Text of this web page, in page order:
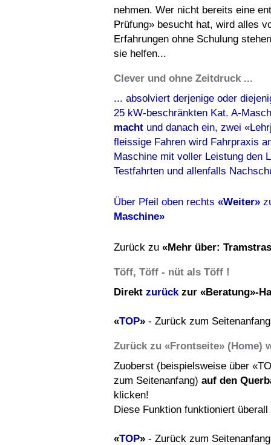
nehmen. Wer nicht bereits eine
Prüfung» besucht hat, wird alles
Erfahrungen ohne Schulung
sie helfen...
Clever und ohne Zeitdruck ...
... absolviert derjenige oder
25 kW-beschränkten Kat. A-
macht und danach ein, zwei
fleissige Fahren wird Fahrpraxis
Maschine mit voller Leistung den
Testfahrten und allenfalls
Über Pfeil oben rechts «Weiter»
Maschine»
Zurück zu «Mehr über:
Töff, Töff - nüt als Töff !
Direkt zurück zur «Beratung»-
«TOP» - Zurück zum Seitenanfang
Zurück zu «Frontseite» (Home)
Zuoberst (beispielsweise über
zum Seitenanfang) auf den
klicken!
Diese Funktion funktioniert überall
«TOP» - Zurück zum Seitenanfang